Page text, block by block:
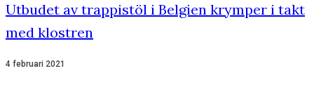
Utbudet av trappistöl i Belgien krymper i takt
med klostren
4 februari 2021